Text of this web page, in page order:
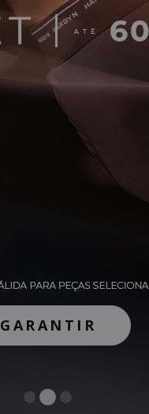
COMPRAR
GARANTIR
GARANTIR